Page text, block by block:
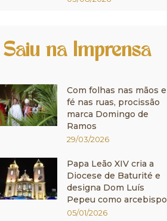
Saiu na Imprensa
Com folhas nas mãos e
fé nas ruas, procissão
marca Domingo de
Ramos
29/03/2026
Papa Leão XIV cria a
Diocese de Baturité e
designa Dom Luís
Pepeu como arcebispo
05/01/2026